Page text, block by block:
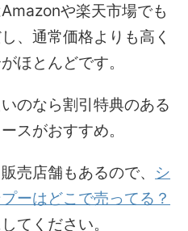
や楽天市場でも
、通常価格よりも高く
ほとんどです。
のなら割引特典のある
スがおすすめ。
売店舗もあるので、 シ
ーはどこで売ってる？
てください。